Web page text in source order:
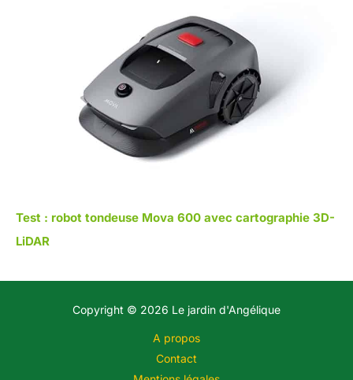
Test : robot tondeuse Mova 600 avec cartographie 3D-
LiDAR
Copyright © 2026 Le jardin d'Angélique
A propos
Contact